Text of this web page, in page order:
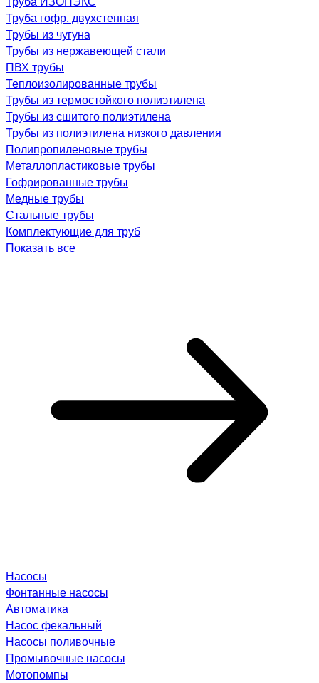
Труба гофр. двухстенная
Трубы из чугуна
Трубы из нержавеющей стали
ПВХ трубы
Теплоизолированные трубы
Трубы из термостойкого полиэтилена
Трубы из сшитого полиэтилена
Трубы из полиэтилена низкого давления
Полипропиленовые трубы
Металлопластиковые трубы
Гофрированные трубы
Медные трубы
Стальные трубы
Комплектующие для труб
Показать все
Насосы
Фонтанные насосы
Автоматика
Насос фекальный
Насосы поливочные
Промывочные насосы
Мотопомпы